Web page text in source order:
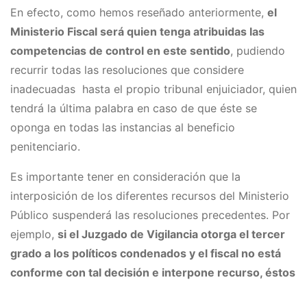
En efecto, como hemos reseñado anteriormente, el
Ministerio Fiscal será quien tenga atribuidas las
competencias de control en este sentido, pudiendo
recurrir todas las resoluciones que considere
inadecuadas hasta el propio tribunal enjuiciador, quien
tendrá la última palabra en caso de que éste se
oponga en todas las instancias al beneficio
penitenciario.
Es importante tener en consideración que la
interposición de los diferentes recursos del Ministerio
Público suspenderá las resoluciones precedentes. Por
ejemplo, si el Juzgado de Vigilancia otorga el tercer
grado a los políticos condenados y el fiscal no está
conforme con tal decisión e interpone recurso, éstos